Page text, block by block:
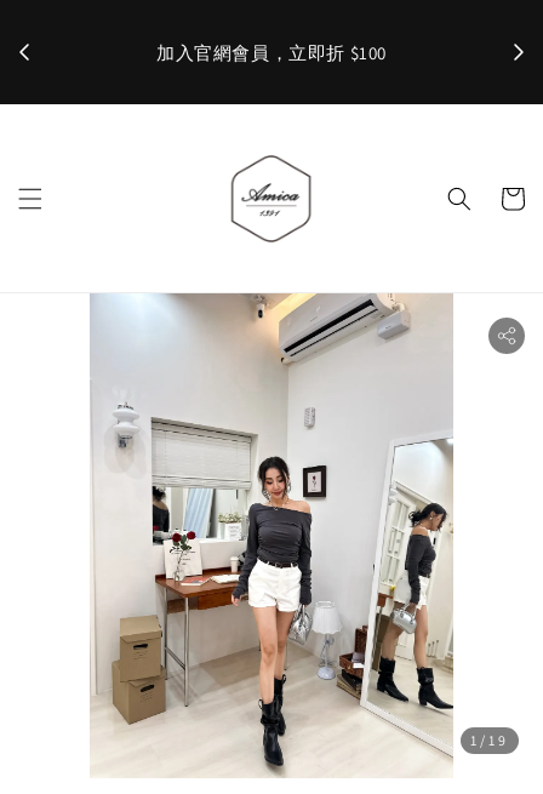
加入官網會員，立即折 $100 ✨
1 /19